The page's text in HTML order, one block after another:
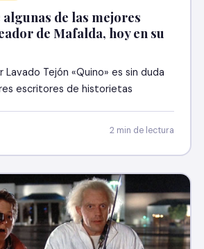
de las mejores
de Mafalda, hoy en su
Lavado Tejón «Quino» es sin duda
escritores de historietas
2 min de lectura